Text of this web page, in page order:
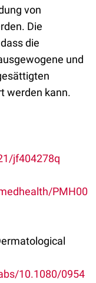
von
Die
die
und
werden kann.
jf404278q
PMH00
10.1080/0954